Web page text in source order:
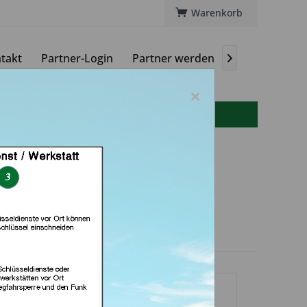
Warenkorb
Partner-Login Partner werden 
&
(in Berlin)
und
×